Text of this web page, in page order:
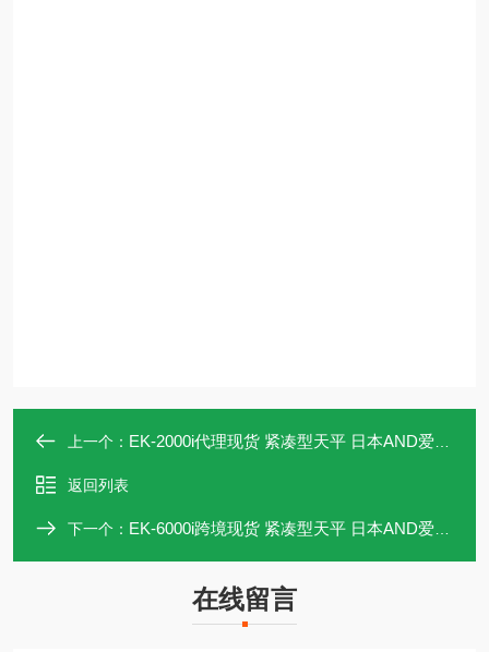
上一个： EK-2000i代理现货 紧凑型天平 日本AND爱安德
返回列表
下一个： EK-6000i跨境现货 紧凑型天平 日本AND爱安德
在线留言